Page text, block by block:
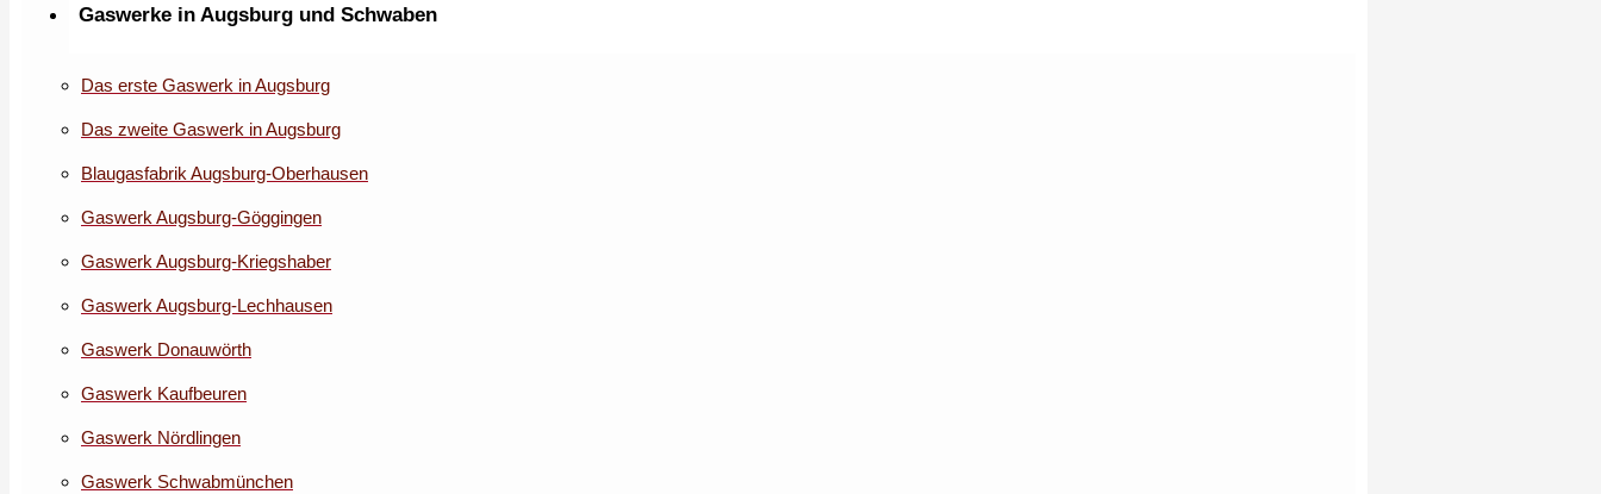
Gaswerke in Augsburg und Schwaben
Das erste Gaswerk in Augsburg
Das zweite Gaswerk in Augsburg
Blaugasfabrik Augsburg-Oberhausen
Gaswerk Augsburg-Göggingen
Gaswerk Augsburg-Kriegshaber
Gaswerk Augsburg-Lechhausen
Gaswerk Donauwörth
Gaswerk Kaufbeuren
Gaswerk Nördlingen
Gaswerk Schwabmünchen